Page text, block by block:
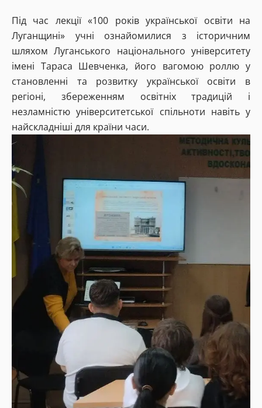
Під час лекції «100 років української освіти на
Луганщині» учні ознайомилися з історичним
шляхом Луганського національного університету
імені Тараса Шевченка, його вагомою роллю у
становленні та розвитку української освіти в
регіоні, збереженням освітніх традицій і
незламністю університетської спільноти навіть у
найскладніші для країни часи.